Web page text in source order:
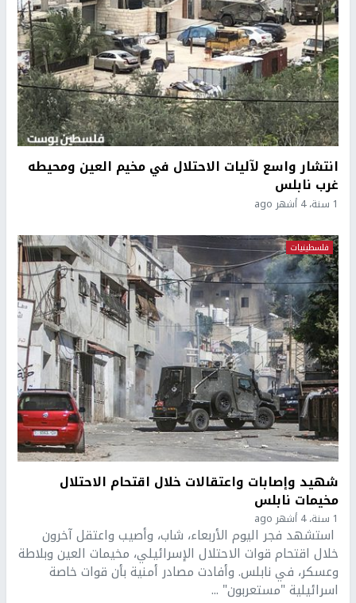
انتشار واسع لآليات الاحتلال في مخيم العين ومحيطه
غرب نابلس
1 سنة، 4 أشهر ago
فلسطينيات
شهيد وإصابات واعتقالات خلال اقتحام الاحتلال
مخيمات نابلس
1 سنة، 4 أشهر ago
استشهد فجر اليوم الأربعاء، شاب، وأصيب واعتقل آخرون
خلال اقتحام قوات الاحتلال الإسرائيلي، مخيمات العين وبلاطة
وعسكر، في نابلس. وأفادت مصادر أمنية بأن قوات خاصة
اسرائيلية "مستعربون" ...